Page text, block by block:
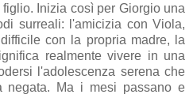
Inizia così per Giorgio una
surreali: l'amicizia con Viola,
con la propria madre, la
realmente vivere in una
l'adolescenza serena che
Ma i mesi passano e